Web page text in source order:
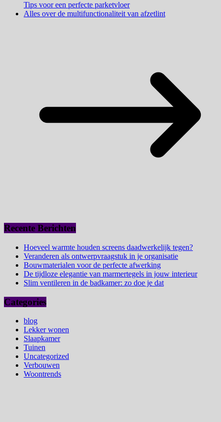
Tips voor een perfecte parketvloer
Alles over de multifunctionaliteit van afzetlint
Recente Berichten
Hoeveel warmte houden screens daadwerkelijk tegen?
Veranderen als ontwerpvraagstuk in je organisatie
Bouwmaterialen voor de perfecte afwerking
De tijdloze elegantie van marmertegels in jouw interieur
Slim ventileren in de badkamer: zo doe je dat
Categories
blog
Lekker wonen
Slaapkamer
Tuinen
Uncategorized
Verbouwen
Woontrends